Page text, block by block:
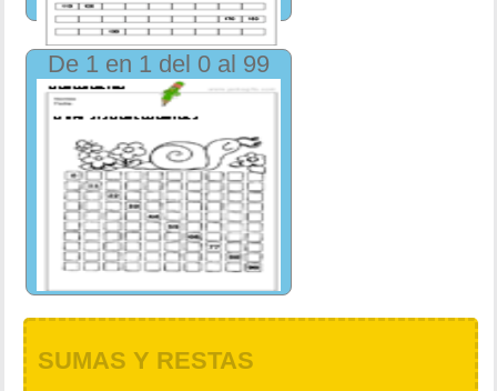
De 1 en 1 del 0 al 99
SUMAS Y RESTAS